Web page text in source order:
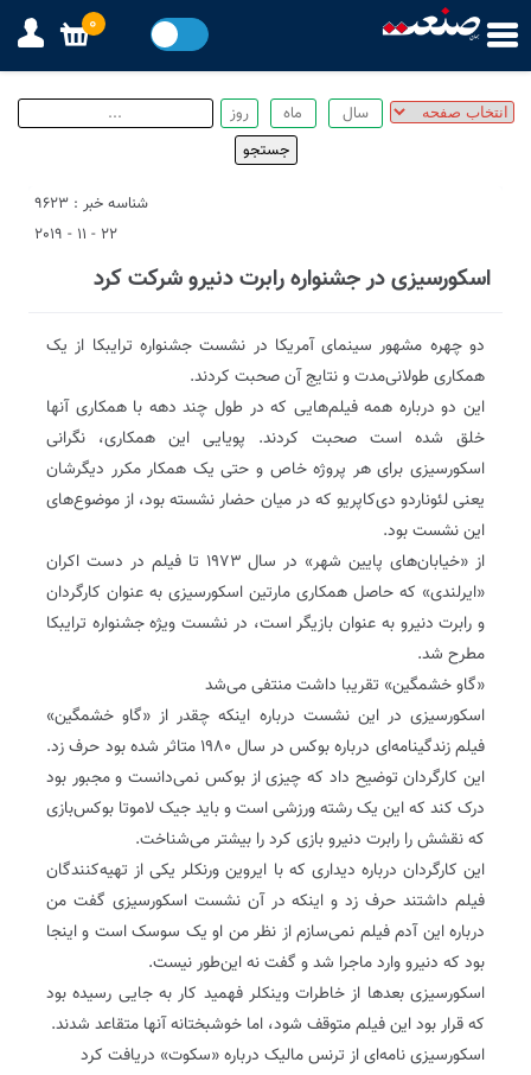
شناسه خبر : 9623
22 - 11 - 2019
اسکورسیزی در جشنواره رابرت دنیرو شرکت کرد
دو چهره مشهور سینمای آمریکا در نشست جشنواره ترایبکا از یک
همکاری طولانی‌مدت و نتایج آن صحبت کردند‌.
این دو درباره همه فیلم‌هایی که در طول چند دهه با همکاری آنها
خلق شده است صحبت کردند‌. پویایی این همکاری، نگرانی
اسکورسیزی برای هر پروژه خاص و حتی یک همکار مکرر دیگرشان
یعنی لئوناردو دی‌کاپریو که در میان حضار نشسته بود، از موضوع‌های
این نشست بود‌.
از «خیابان‌های پایین شهر» در سال ۱۹۷۳ تا فیلم در دست اکران
«ایرلندی» که حاصل همکاری مارتین اسکورسیزی به عنوان کارگردان
و رابرت دنیرو به عنوان بازیگر است، در نشست ویژه جشنواره ترایبکا
مطرح شد‌.
«گاو خشمگین» تقریبا داشت منتفی می‌شد
اسکورسیزی در این نشست درباره اینکه چقدر از «گاو خشمگین»
فیلم زندگینامه‌ای درباره بوکس در سال ۱۹۸۰ متاثر شده بود حرف زد‌.
این کارگردان توضیح داد که چیزی از بوکس نمی‌دانست و مجبور بود
درک کند که این یک رشته ورزشی است و باید جیک لاموتا بوکس‌بازی
که نقشش را رابرت دنیرو بازی کرد را بیشتر می‌شناخت‌.
این کارگردان درباره دیداری که با ایروین ورنکلر یکی از تهیه‌کنندگان
فیلم داشتند حرف زد و اینکه در آن نشست اسکورسیزی گفت من
درباره این آدم فیلم نمی‌سازم از نظر من او یک سوسک است و اینجا
بود که دنیرو وارد ماجرا شد و گفت نه این‌طور نیست‌.
اسکورسیزی بعدها از خاطرات وینکلر فهمید کار به جایی رسیده بود
که قرار بود این فیلم متوقف شود، اما خوشبختانه آنها متقاعد شدند‌.
اسکورسیزی نامه‌ای از ترنس مالیک درباره «سکوت» دریافت کرد
0